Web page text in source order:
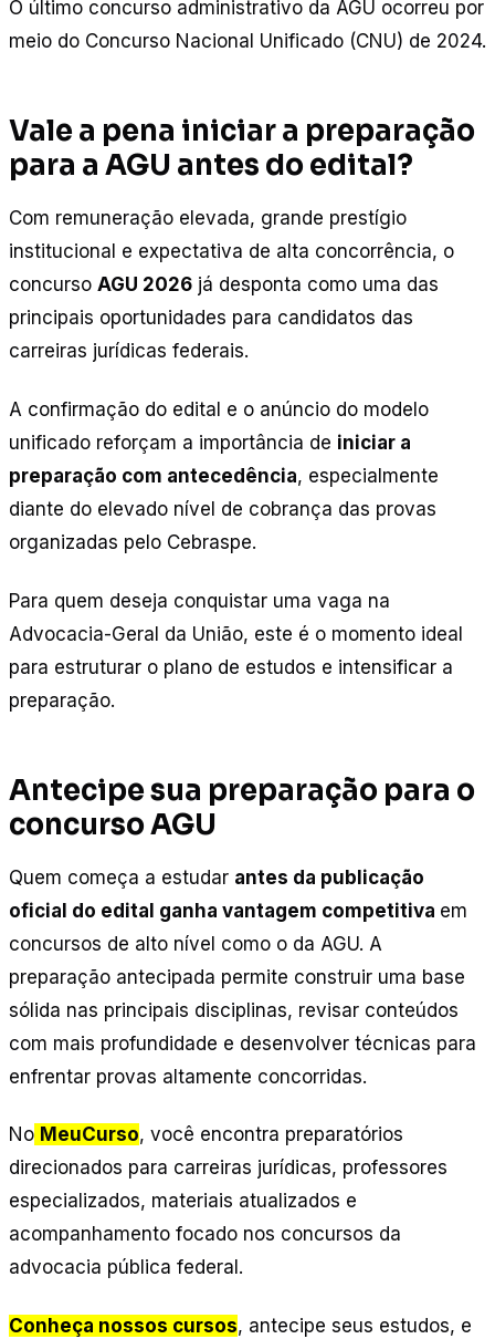
O último concurso administrativo da AGU ocorreu por
meio do Concurso Nacional Unificado (CNU) de 2024.
Vale a pena iniciar a preparação
para a AGU antes do edital?
Com remuneração elevada, grande prestígio
institucional e expectativa de alta concorrência, o
concurso AGU 2026 já desponta como uma das
principais oportunidades para candidatos das
carreiras jurídicas federais.
A confirmação do edital e o anúncio do modelo
unificado reforçam a importância de iniciar a
preparação com antecedência, especialmente
diante do elevado nível de cobrança das provas
organizadas pelo Cebraspe.
Para quem deseja conquistar uma vaga na
Advocacia-Geral da União, este é o momento ideal
para estruturar o plano de estudos e intensificar a
preparação.
Antecipe sua preparação para o
concurso AGU
Quem começa a estudar antes da publicação
oficial do edital ganha vantagem competitiva em
concursos de alto nível como o da AGU. A
preparação antecipada permite construir uma base
sólida nas principais disciplinas, revisar conteúdos
com mais profundidade e desenvolver técnicas para
enfrentar provas altamente concorridas.
No MeuCurso, você encontra preparatórios
direcionados para carreiras jurídicas, professores
especializados, materiais atualizados e
acompanhamento focado nos concursos da
advocacia pública federal.
Conheça nossos cursos, antecipe seus estudos, e